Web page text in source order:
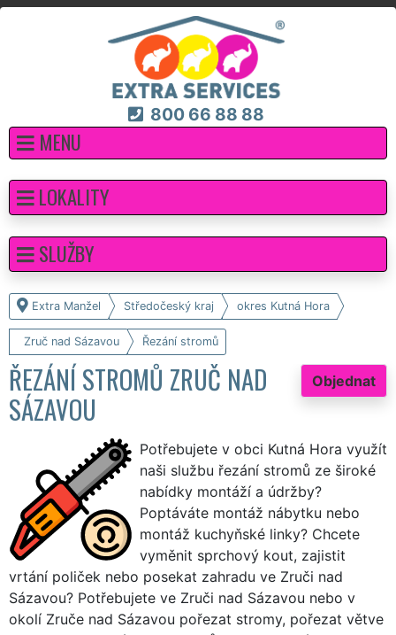
800 66 88 88
MENU
Extra Manžel Středočeský kraj okres Kutná Hora
Zruč nad Sázavou Řezání stromů
Objednat
ŘEZÁNÍ STROMŮ ZRUČ NAD
SÁZAVOU
Potřebujete v obci Kutná Hora využít
naši službu řezání stromů ze široké
nabídky montáží a údržby?
Poptáváte montáž nábytku nebo
montáž kuchyňské linky? Chcete
vyměnit sprchový kout, zajistit
vrtání poliček nebo posekat zahradu ve Zruči nad
Sázavou? Potřebujete ve Zruči nad Sázavou nebo v
okolí Zruče nad Sázavou pořezat stromy, pořezat větve
LOKALITY
SLUŽBY